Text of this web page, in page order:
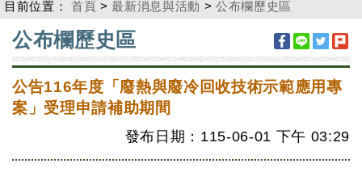
目前位置： 首頁 >最新消息與活動 >公布欄歷史區
:::
公布欄歷史區
公告116年度「廢熱與廢冷回收技術示範應用專
案」受理申請補助期間
發布日期：115-06-01 下午 03:29